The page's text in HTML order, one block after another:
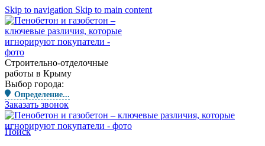
Skip to navigation Skip to main content
Строительно-отделочные
работы в Крыму
Выбор города:
Определение...
Заказать звонок
Поиск